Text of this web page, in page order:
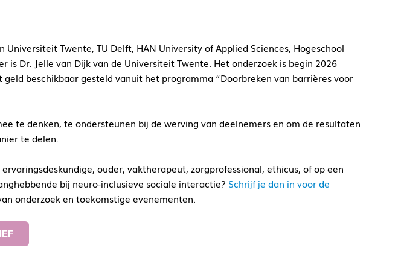
Universiteit Twente, TU Delft, HAN University of Applied Sciences, Hogeschool
is Dr. Jelle van Dijk van de Universiteit Twente. Het onderzoek is begin 2026
beschikbaar gesteld vanuit het programma “Doorbreken van barrières voor
te denken, te ondersteunen bij de werving van deelnemers en om de resultaten
te delen.
ouder, vaktherapeut, zorgprofessional, ethicus, of op een
bij neuro-inclusieve sociale interactie? Schrijf je dan in voor de
onderzoek en toekomstige evenementen.